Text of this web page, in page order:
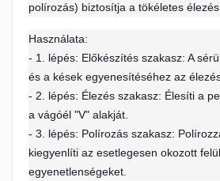
polírozás) biztosítja a tökéletes
Használata:
- 1. lépés: Előkészítés szakasz: A
és a kések egyenesítéséhez az
- 2. lépés: Élezés szakasz: Élesíti a
a vágóél "V" alakját.
- 3. lépés: Polírozás szakasz:
kiegyenlíti az esetlegesen okozott
egyenetlenségeket.